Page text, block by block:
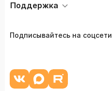
Поддержка
Подписывайтесь на соцсети